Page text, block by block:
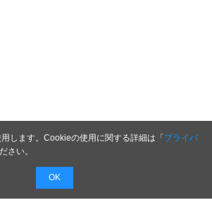
します。Cookieの使用に関する詳細は「プライバ
さい。
OK